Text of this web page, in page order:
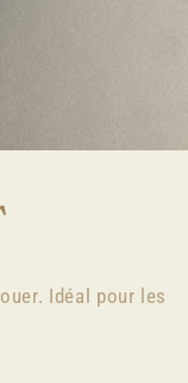
Idéal pour les